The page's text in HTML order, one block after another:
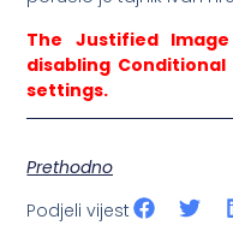
The Justified
disabling
settings.
Prethodno
Podjeli vijest